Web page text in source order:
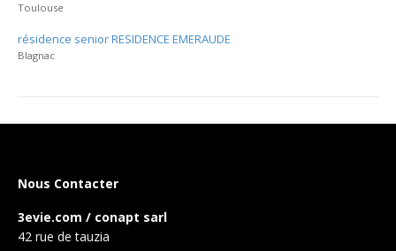
Toulouse
résidence senior RESIDENCE EMERAUDE
Blagnac
Nous Contacter
3evie.com / conapt sarl
42 rue de tauzia